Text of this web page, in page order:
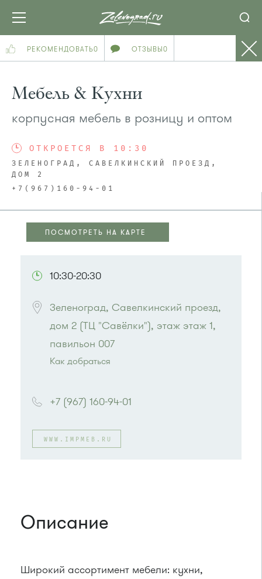
РЕКОМЕНДОВАТЬ0 ОТЗЫВЫ0
Мебель & Кухни
корпусная мебель в розницу и оптом
ОТКРОЕТСЯ В 10:30
ЗЕЛЕНОГРАД, САВЕЛКИНСКИЙ ПРОЕЗД,
ДОМ 2
+7(967)160-94-01
ПОСМОТРЕТЬ НА КАРТЕ
10:30-20:30
Зеленоград, Савелкинский проезд,
дом 2 (ТЦ "Савёлки"), этаж этаж 1,
Как добраться
Автобусы № 2, 3, 9, 11, 19, 31, 32.
Маршрутка № 409м, 419м
Автобусы № 1, 3, 8, 11, 19, 29, 32, 400, 400э.
Маршрутка № 408м, 419м, 476м
+7 (967) 160-94-01
WWW.IMPMEB.RU
Описание
Широкий ассортимент мебели: кухни,